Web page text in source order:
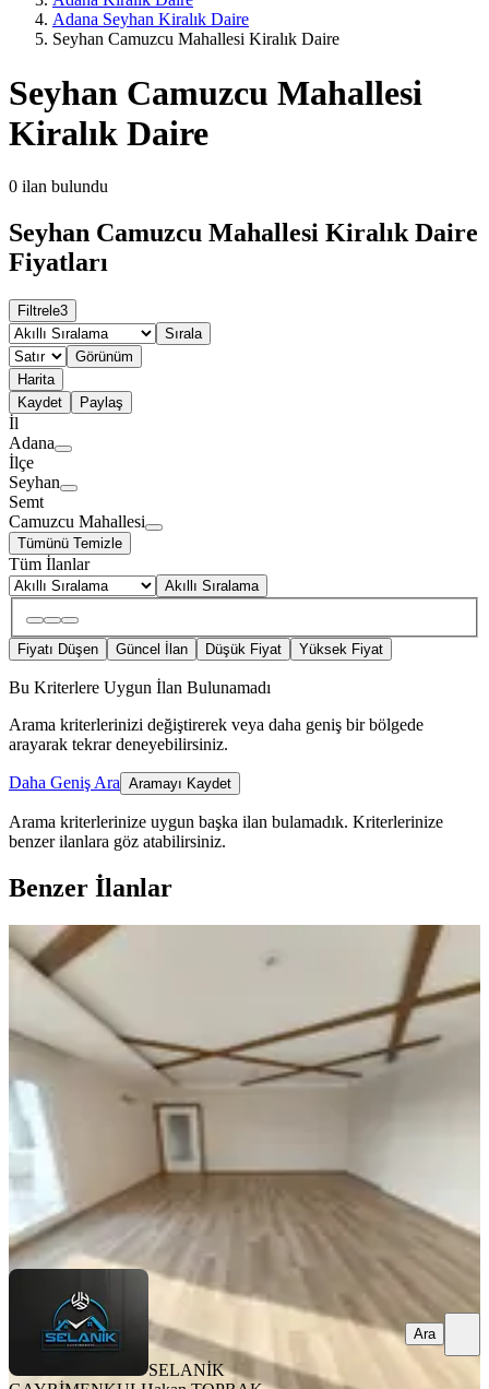
Adana Seyhan Kiralık Daire
Seyhan Camuzcu Mahallesi Kiralık Daire
Seyhan Camuzcu Mahallesi
Kiralık Daire
0 ilan bulundu
Seyhan Camuzcu Mahallesi Kiralık Daire
Fiyatları
Filtrele3
Sırala
Görünüm
Harita
Kaydet
Paylaş
İl
Adana
İlçe
Seyhan
Semt
Camuzcu Mahallesi
Tümünü Temizle
Tüm İlanlar
Akıllı Sıralama
Fiyatı Düşen Güncel İlan Düşük Fiyat Yüksek Fiyat
Bu Kriterlere Uygun İlan Bulunamadı
Arama kriterlerinizi değiştirerek veya daha geniş bir bölgede
arayarak tekrar deneyebilirsiniz.
Daha Geniş Ara Aramayı Kaydet
Arama kriterlerinize uygun başka ilan bulamadık. Kriterlerinize
benzer ilanlara göz atabilirsiniz.
Benzer İlanlar
ÖNE ÇIKAN
Selanikten Türkmenbaşı Bulvarı
Cepheli 3+1+çb+go+kilerli D.gazlı
Seyhan, Pınar Mahallesi
3+1·160 m²·14. Kat·06.08.2026
35.000 ₺
SELANİK GAYRİMENKUL Hakan TOPRAK
Ara
SELANİK
Ara